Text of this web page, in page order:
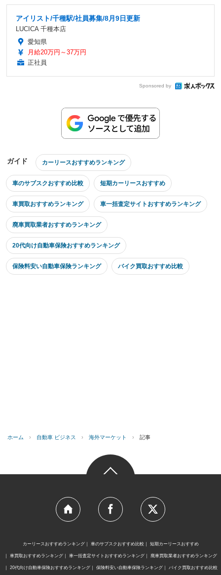
アイリスト/千種駅/社員募集/8月9日更新
LUCICA 千種本店
愛知県
月給20万円～37万円
正社員
Sponsored by
ガイド カーリースおすすめランキング
車のサブスクおすすめ比較 短期カーリースおすすめ
車買取おすすめランキング 車一括査定サイトおすすめランキング
廃車買取業者おすすめランキング
20代向け自動車保険おすすめランキング
保険料安い自動車保険ランキング バイク買取おすすめ比較
ホーム › 自動車 ビジネス › 海外マーケット › 記事
カーリースおすすめランキング 車のサブスクおすすめ比較 短期カーリースおすすめ
車買取おすすめランキング 車一括査定サイトおすすめランキング 廃車買取業者おすすめランキング
20代向け自動車保険おすすめランキング 保険料安い自動車保険ランキング バイク買取おすすめ比較